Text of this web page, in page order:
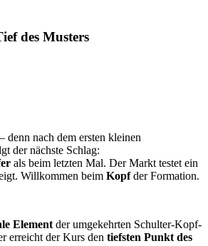
des Musters
denn nach dem ersten kleinen
der nächste Schlag:
als beim letzten Mal. Der Markt testet ein
Willkommen beim Kopfder Formation.
Element der umgekehrten Schulter-Kopf-
erreicht der Kurs den tiefsten Punkt des